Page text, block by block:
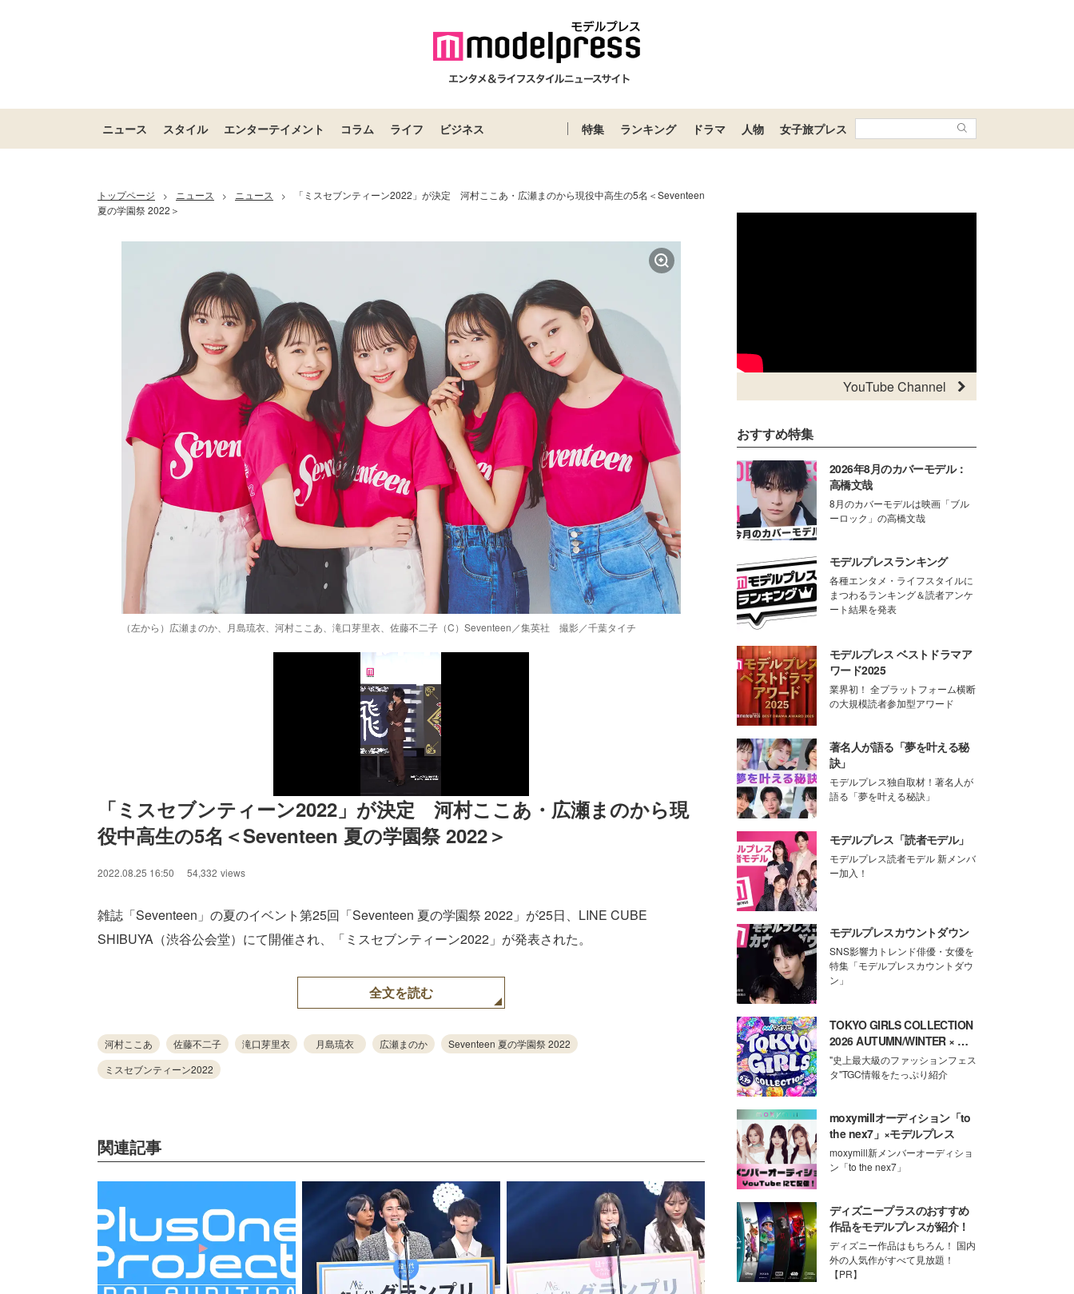
ニュース スタイル エンターテイメント コラム ライフ ビジネス 特集 ランキング ドラマ 人物 女子旅プレス
トップページ > ニュース > ニュース >
「ミスセブンティーン2022」が決定 河村ここあ・広瀬まのから現役中高生の5名＜Seventeen
夏の学園祭 2022＞
（左から）広瀬まのか、月島琉衣、河村ここあ、滝口芽里衣、佐藤不二子（C）Seventeen／集英社 撮影／千葉タイチ
「ミスセブンティーン2022」が決定　河村ここあ・広瀬まのから現
役中高生の5名＜Seventeen 夏の学園祭 2022＞
2022.08.25 16:50 54,332 views
雑誌「Seventeen」の夏のイベント第25回「Seventeen 夏の学園祭 2022」が25日、LINE CUBE
SHIBUYA（渋谷公会堂）にて開催され、「ミスセブンティーン2022」が発表された。
全文を読む
河村ここあ 佐藤不二子 滝口芽里衣 月島琉衣 広瀬まのか
Seventeen 夏の学園祭 2022
ミスセブンティーン2022
関連記事
YouTube Channel
おすすめ特集
2026年8月のカバーモデル：
高橋文哉
8月のカバーモデルは映画「ブル
ーロック」の高橋文哉
モデルプレスランキング
各種エンタメ・ライフスタイルに
まつわるランキング＆読者アンケ
ート結果を発表
モデルプレス ベストドラマア
ワード2025
業界初！ 全プラットフォーム横断
の大規模読者参加型アワード
著名人が語る「夢を叶える秘
訣」
モデルプレス独自取材！著名人が
語る「夢を叶える秘訣」
モデルプレス「読者モデル」
モデルプレス読者モデル 新メンバ
ー加入！
モデルプレスカウントダウン
SNS影響力トレンド俳優・女優を
特集「モデルプレスカウントダウ
ン」
TOKYO GIRLS COLLECTION
2026 AUTUMN/WINTER × モ
デルプレス
"史上最大級のファッションフェス
タ"TGC情報をたっぷり紹介
moxymillオーディション「to
the nex7」×モデルプレス
moxymill新メンバーオーディショ
ン「to the nex7」
ディズニープラスのおすすめ
作品をモデルプレスが紹介！
ディズニー作品はもちろん！ 国内
外の人気作がすべて見放題！
【PR】